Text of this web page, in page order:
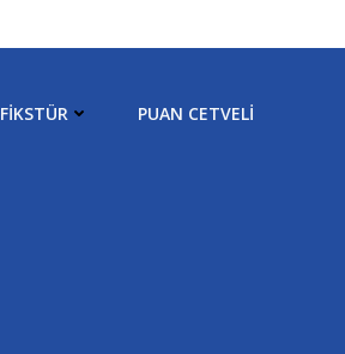
FIKSTÜR PUAN CETVELI